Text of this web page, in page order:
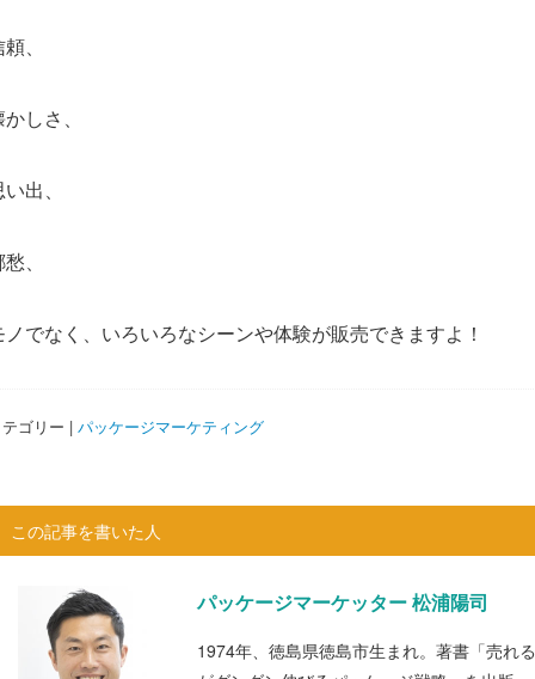
、
しさ、
出、
、
ノでなく、いろいろなシーンや体験が販売できますよ！
ゴリー | パッケージマーケティング
この記事を書いた人
パッケージマーケッター 松浦陽司
1974年、徳島県徳島市生まれ。著書「売れ